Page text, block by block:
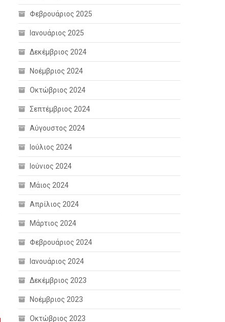
Φεβρουάριος 2025
Ιανουάριος 2025
Δεκέμβριος 2024
Νοέμβριος 2024
Οκτώβριος 2024
Σεπτέμβριος 2024
Αύγουστος 2024
Ιούλιος 2024
Ιούνιος 2024
Μάιος 2024
Απρίλιος 2024
Μάρτιος 2024
Φεβρουάριος 2024
Ιανουάριος 2024
Δεκέμβριος 2023
Νοέμβριος 2023
Οκτώβριος 2023